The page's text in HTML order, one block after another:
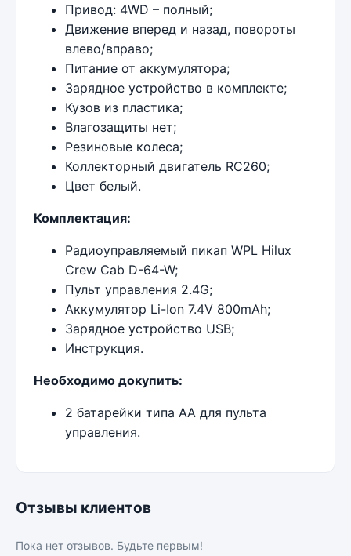
Привод: 4WD – полный;
Движение вперед и назад, повороты
влево/вправо;
Питание от аккумулятора;
Зарядное устройство в комплекте;
Кузов из пластика;
Влагозащиты нет;
Резиновые колеса;
Коллекторный двигатель RC260;
Цвет белый.
Комплектация:
Радиоуправляемый пикап WPL Hilux
Crew Cab D-64-W;
Пульт управления 2.4G;
Аккумулятор Li-Ion 7.4V 800mAh;
Зарядное устройство USB;
Инструкция.
Необходимо докупить:
2 батарейки типа AA для пульта
управления.
Отзывы клиентов
Пока нет отзывов. Будьте первым!